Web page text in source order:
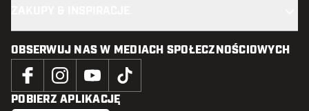
OBSERWUJ NAS W MEDIACH SPOŁECZNOŚCIOWYCH
POBIERZ APLIKACJĘ